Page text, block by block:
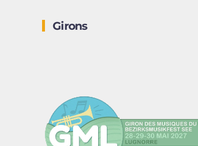
Girons